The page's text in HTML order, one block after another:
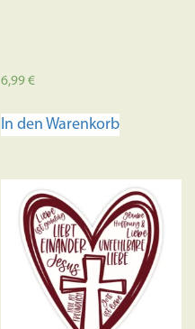
6,99€
In den Warenkorb